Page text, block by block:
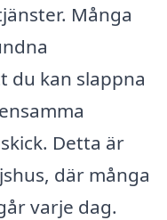
Många
du kan slappna
Detta är
där många
varje dag.